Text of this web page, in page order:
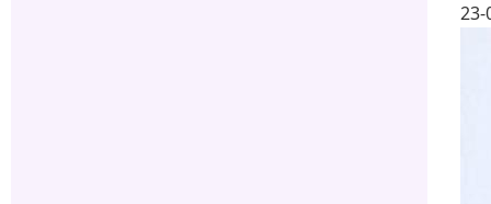
23-